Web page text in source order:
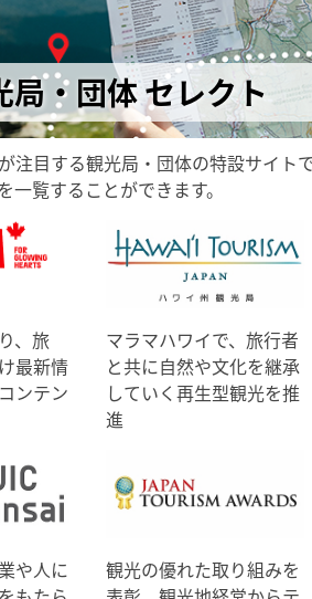
局・団体 セレクト
注目する観光局・団体の特設サイ
一覧することができます。
、旅
最新情
ンテン
マラマハワイで、旅行者
と共に自然や文化を継承
していく再生型観光を推
進
や人に
観光の優れた取り組みを